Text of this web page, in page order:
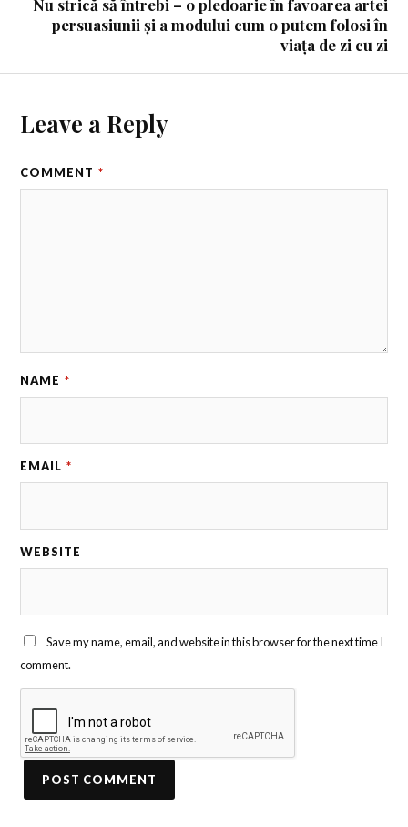
Nu strică să întrebi – o pledoarie în favoarea artei
persuasiunii și a modului cum o putem folosi în
viața de zi cu zi
Leave a Reply
COMMENT *
NAME *
EMAIL *
WEBSITE
Save my name, email, and website in this browser for the next time I
comment.